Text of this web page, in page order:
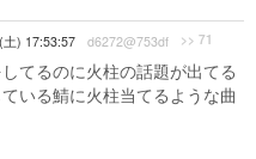
) 17:53:57 d6272@753df >> 71
てるのに火柱の話題が出てる
いる鯖に火柱当てるような曲